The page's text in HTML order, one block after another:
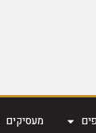
מעסיקים